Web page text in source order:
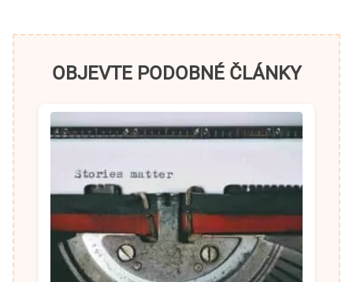
OBJEVTE PODOBNÉ ČLÁNKY